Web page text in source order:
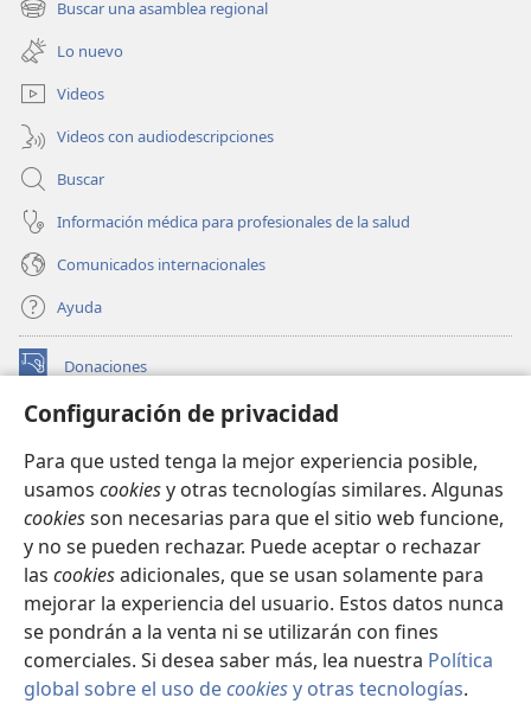
Configuración de privacidad
Para que usted tenga la mejor experiencia posible,
usamos cookiesy otras tecnologías similares. Algunas
cookiesson necesarias para que el sitio web funcione,
y no se pueden rechazar. Puede aceptar o rechazar
las cookiesadicionales, que se usan solamente para
mejorar la experiencia del usuario. Estos datos nunca
se pondrán a la venta ni se utilizarán con fines
comerciales. Si desea saber más, lea nuestra Política
global sobre el uso decookiesy otras tecnologías.
nueva
ventana)
Buscar una asamblea regional
(abre
una
nueva
ventana)
Lo nuevo
Videos
Videos con audiodescripciones
Buscar
Información médica para profesionales de la salud
Comunicados internacionales
Ayuda
Donaciones
(abre
nueva BIBLIOTECA EN LÍNEA Watchtower™
una
nueva
ventana)
JW Hub
(abre
una
nueva
ventana)
JW Library
Watchtower Library